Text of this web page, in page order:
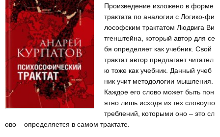
Произведение изложено в форме
трактата по аналогии с Логико-фи
лософским трактатом Людвига Ви
тгенштейна, который автор для се
бя определяет как учебник. Свой
трактат автор предлагает читател
ю тоже как учебник. Данный учеб
ник учит методологии мышления.
Каждое его слово может быть пон
ятно лишь исходя из тех словоупо
треблений, которыми оно – это сл
ово – определяется в самом трактате.